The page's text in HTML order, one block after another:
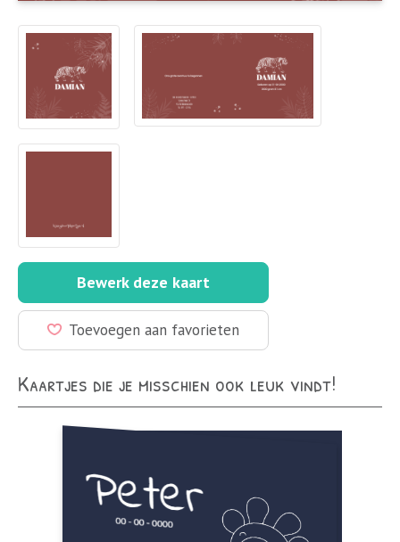
Bewerk deze kaart
Toevoegen aan favorieten
Kaartjes die je misschien ook leuk vindt!